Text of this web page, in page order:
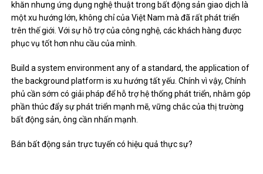
khăn nhưng ứng dụng nghệ thuật trong bất động sản giao dịch là
một xu hướng lớn, không chỉ của Việt Nam mà đã rất phát triển
trên thế giới. Với sự hỗ trợ của công nghệ, các khách hàng được
phục vụ tốt hơn nhu cầu của mình.
Build a system environment any of a standard, the application of
the background platform is xu hướng tất yếu. Chính vì vậy, Chính
phủ cần sớm có giải pháp để hỗ trợ hệ thống phát triển, nhằm góp
phần thúc đẩy sự phát triển mạnh mẽ, vững chắc của thị trường
bất động sản, ông cần nhấn mạnh.
Bán bất động sản trực tuyến có hiệu quả thực sự?